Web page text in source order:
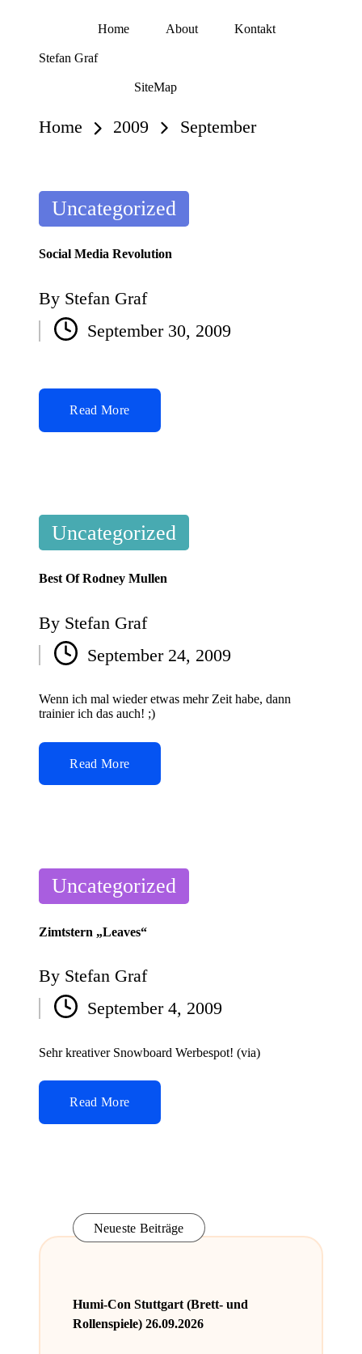
Stefan Graf
Home About Kontakt
SiteMap
Home 2009 September
Posted
in
Uncategorized
Social Media Revolution
Posted
by
By Stefan Graf
September 30, 2009
Read More
Posted
in
Uncategorized
Best Of Rodney Mullen
Posted
by
By Stefan Graf
September 24, 2009
Wenn ich mal wieder etwas mehr Zeit habe, dann
trainier ich das auch! ;)
Read More
Posted
in
Uncategorized
Zimtstern „Leaves“
Posted
by
By Stefan Graf
September 4, 2009
Sehr kreativer Snowboard Werbespot! (via)
Read More
Neueste Beiträge
Humi-Con Stuttgart (Brett- und
Rollenspiele) 26.09.2026